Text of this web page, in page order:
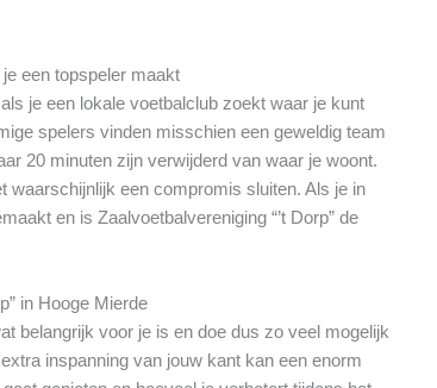
een topspeler maakt
je een lokale voetbalclub zoekt waar je kunt
spelers vinden misschien een geweldig team
20 minuten zijn verwijderd van waar je woont.
waarschijnlijk een compromis sluiten. Als je in
en is Zaalvoetbalvereniging “’t Dorp” de
in Hooge Mierde
belangrijk voor je is en doe dus zo veel mogelijk
inspanning van jouw kant kan een enorm